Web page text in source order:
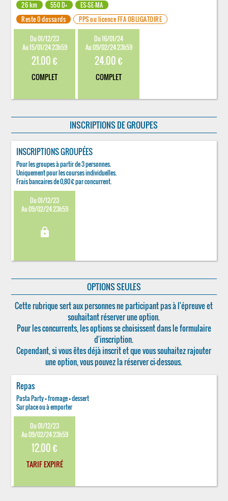
26 km
550 D+
ES-SE-MA
Reste 0 dossards
PPS ou licence FFA OBLIGATOIRE
Du 01/12/23
Au 15/01/24 23h59
21.00 €
COMPLET
Du 16/01/24
Au 09/02/24 23h59
24.00 €
COMPLET
INSCRIPTIONS DE GROUPES
INSCRIPTIONS GROUPÉES
Pour les groupes à partir de 3 personnes.
Uniquement pour les courses individuelles.
Frais bancaires de 0,80 € par concurrent.
Du 01/12/23
Au 09/02/24 23h59
lock
OPTIONS SEULES
Cette rubrique sert aux personnes ne participant pas à l'épreuve et
souhaitant réserver une option.
Pour les concurrents, les options se choisissent dans le formulaire
d'inscription.
Cependant, si vous êtes déjà inscrit et que vous souhaitez rajouter
une option, vous pouvez la réserver ci-dessous.
Repas
Pasta Party + fromage + dessert
Sur place ou à emporter
Du 01/12/23
Au 09/02/24 23h59
12.00 €
TARIF EXPIRÉ